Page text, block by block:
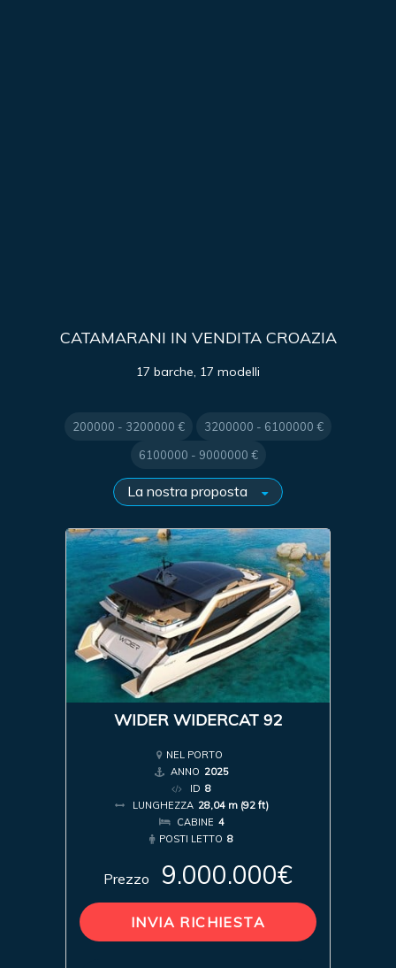
CATAMARANI IN VENDITA CROAZIA
17 barche, 17 modelli
200000 - 3200000 €
3200000 - 6100000 €
6100000 - 9000000 €
WIDER WIDERCAT 92
NEL PORTO
ANNO 2025
ID 8
LUNGHEZZA 28,04 m (92 ft)
CABINE 4
POSTI LETTO 8
Prezzo 9.000.000€
INVIA RICHIESTA